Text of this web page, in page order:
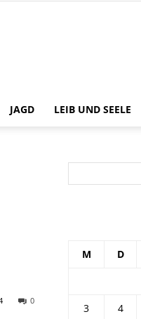
JAGD LEIB UND SEELE
0
M D
3
4